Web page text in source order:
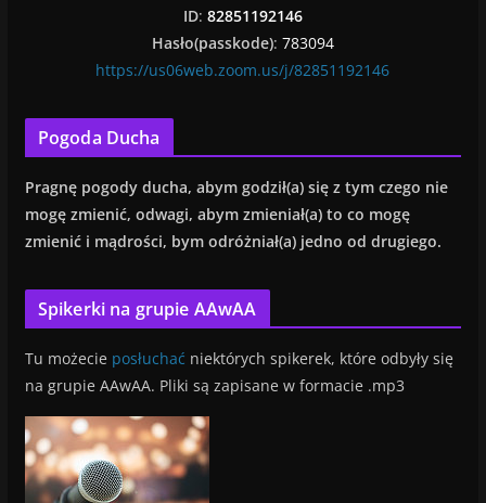
ID: 82851192146
Hasło(passkode): 783094
https://us06web.zoom.us/j/82851192146
Pogoda Ducha
Pragnę pogody ducha, abym godził(a) się z tym czego nie
mogę zmienić, odwagi, abym zmieniał(a) to co mogę
zmienić i mądrości, bym odróżniał(a) jedno od drugiego.
Spikerki na grupie AAwAA
Tu możecie posłuchać niektórych spikerek, które odbyły się
na grupie AAwAA. Pliki są zapisane w formacie .mp3